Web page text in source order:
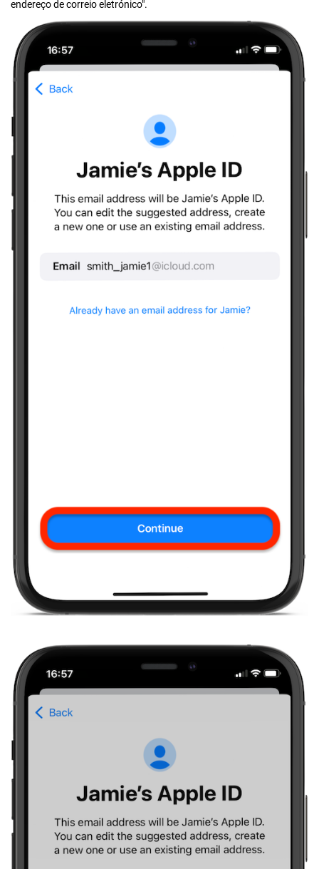
endereço de correio eletrónico".